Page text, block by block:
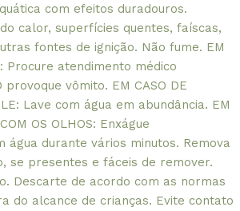
com efeitos duradouros.
calor, superfícies quentes, faíscas,
fontes de ignição. Não fume. EM
Procure atendimento médico
vômito. EM CASO DE
Lave com água em abundância. EM
OS OLHOS: Enxágue
água durante vários minutos. Remova
se presentes e fáceis de remover.
Descarte de acordo com as normas
do alcance de crianças. Evite contato